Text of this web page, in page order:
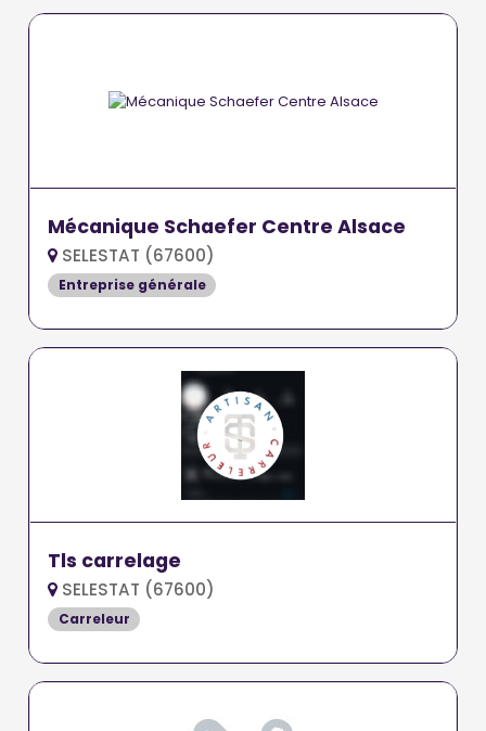
Mécanique Schaefer Centre Alsace
SELESTAT (67600)
Entreprise générale
Tls carrelage
SELESTAT (67600)
Carreleur